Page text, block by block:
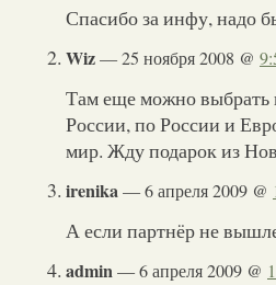
Спасибо за инфу, надо
Wiz— 25 ноября 2008 @
Там еще можно выбрать
России, по России и
мир. Жду подарок из
irenika— 6 апреля 2009 @
А если партнёр не
admin— 6 апреля 2009 @